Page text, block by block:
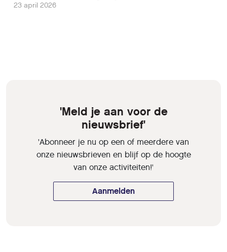
23 april 2026
'Meld je aan voor de
nieuwsbrief'
'Abonneer je nu op een of meerdere van
onze nieuwsbrieven en blijf op de hoogte
van onze activiteiten!'
Aanmelden